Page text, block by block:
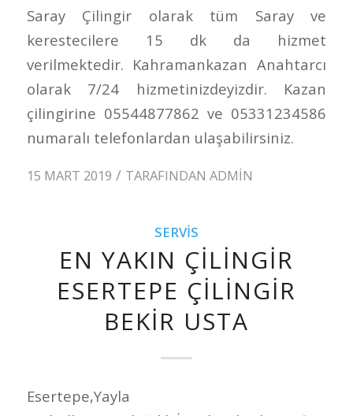
Saray Çilingir olarak tüm Saray ve
kerestecilere 15 dk da hizmet
verilmektedir. Kahramankazan Anahtarcı
olarak 7/24 hizmetinizdeyizdir. Kazan
çilingirine 05544877862 ve 05331234586
numaralı telefonlardan ulaşabilirsiniz.
15 MART 2019 / TARAFINDAN ADMIN
SERVIS
EN YAKIN ÇILINGIR
ESERTEPE ÇILINGIR
BEKIR USTA
Esertepe,Yayla